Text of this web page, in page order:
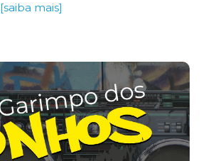
[saiba mais]